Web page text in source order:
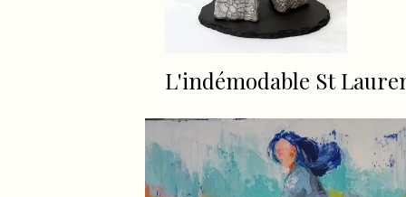
L'indémodable St